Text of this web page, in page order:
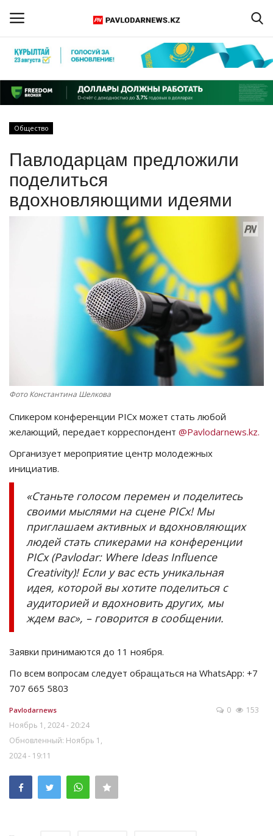
Регистрация
Главная
ПАВЛОДАРСКАЯ ОБЛАСТЬ
КАЗАХСТАН
СПЕЦПРОЕКТЫ
OFFICIAL
Курултай
Язык
Қазақша
Общество
Павлодарцам предложили
поделиться
вдохновляющими идеями
Фото Константина Шелкова
Спикером конференции PICx может стать любой
желающий, передает корреспондент @Pavlodarnews.kz.
Организует мероприятие центр молодежных
инициатив.
«Станьте голосом перемен и поделитесь
своими мыслями на сцене PICx! Мы
приглашаем активных и вдохновляющих
людей стать спикерами на конференции
PICx (Pavlodar: Where Ideas Influence
Creativity)! Если у вас есть уникальная
идея, которой вы хотите поделиться с
аудиторией и вдохновить других, мы
ждем вас», – говорится в сообщении.
Заявки принимаются до 11 ноября.
По всем вопросам следует обращаться на WhatsApp: +7
707 665 5803
Pavlodarnews
Ноябрь 1, 2024 - 20:24
Обновленный: Ноябрь 1,
2024 - 19:11
0 153